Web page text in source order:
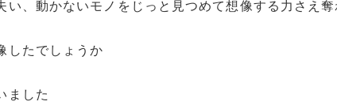
い、動かないモノをじっと見つめて想像する力さえ奪
したでしょうか
ました